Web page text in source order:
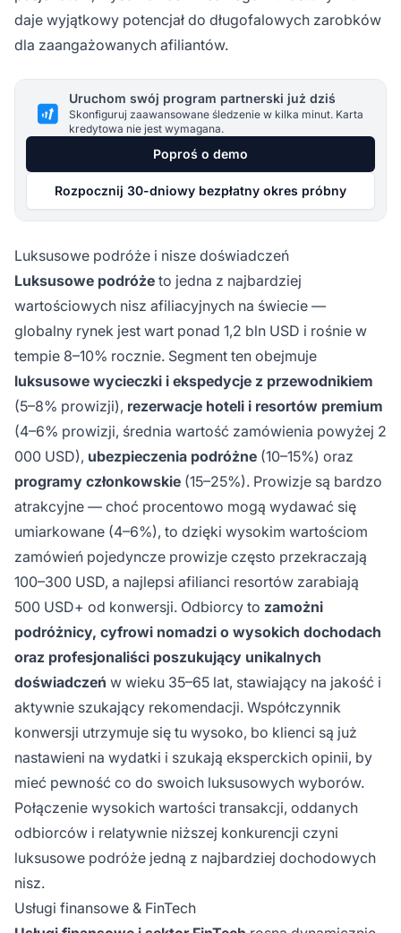
daje wyjątkowy potencjał do długofalowych zarobków
dla zaangażowanych afiliantów.
Uruchom swój program partnerski już dziś
Skonfiguruj zaawansowane śledzenie w kilka minut. Karta
kredytowa nie jest wymagana.
Poproś o demo
Rozpocznij 30-dniowy bezpłatny okres próbny
Luksusowe podróże i nisze doświadczeń
Luksusowe podróże to jedna z najbardziej
wartościowych nisz afiliacyjnych na świecie —
globalny rynek jest wart ponad 1,2 bln USD i rośnie w
tempie 8–10% rocznie. Segment ten obejmuje
luksusowe wycieczki i ekspedycje z przewodnikiem
(5–8% prowizji), rezerwacje hoteli i resortów premium
(4–6% prowizji, średnia wartość zamówienia powyżej 2
000 USD), ubezpieczenia podróżne (10–15%) oraz
programy członkowskie (15–25%). Prowizje są bardzo
atrakcyjne — choć procentowo mogą wydawać się
umiarkowane (4–6%), to dzięki wysokim wartościom
zamówień pojedyncze prowizje często przekraczają
100–300 USD, a najlepsi afilianci resortów zarabiają
500 USD+ od konwersji. Odbiorcy to zamożni
podróżnicy, cyfrowi nomadzi o wysokich dochodach
oraz profesjonaliści poszukujący unikalnych
doświadczeń w wieku 35–65 lat, stawiający na jakość i
aktywnie szukający rekomendacji. Współczynnik
konwersji utrzymuje się tu wysoko, bo klienci są już
nastawieni na wydatki i szukają eksperckich opinii, by
mieć pewność co do swoich luksusowych wyborów.
Połączenie wysokich wartości transakcji, oddanych
odbiorców i relatywnie niższej konkurencji czyni
luksusowe podróże jedną z najbardziej dochodowych
nisz.
Usługi finansowe & FinTech